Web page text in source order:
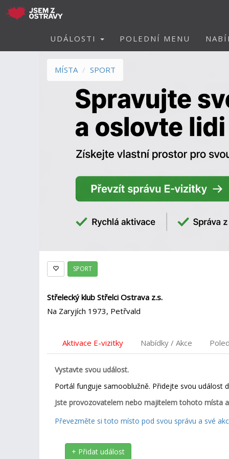
UDÁLOSTI POLEDNÍ MENU
MÍSTA SPORT
SPORT
Střelecký klub Střelci Ostrava z.s.
Na Zaryjích 1973, Petřvald
Aktivace E-vizitky Nabídky / Akce
Vystavte svou událost.
Portál funguje samooblužně. Přidejte svou událost
Jste provozovatelem nebo majitelem tohoto místa
Převezměte si toto místo pod svou správu a své
+ Přidat událost